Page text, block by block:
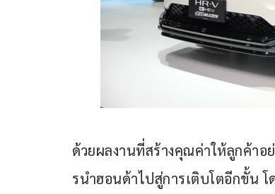
ด้วยผลงานที่สร้างคุณค่าให้ลูกค้าอ
รนำฮอนด้าไปสู่การเติบโตอีกขั้น